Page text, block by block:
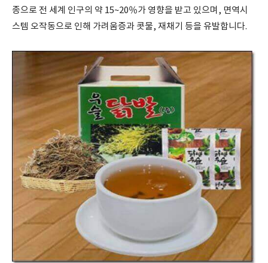
종으로 전 세계 인구의 약 15~20％가 영향을 받고 있으며, 면역시
스템 오작동으로 인해 가려움증과 콧물, 재채기 등을 유발합니다.